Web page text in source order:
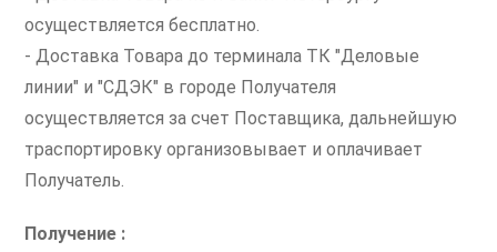
осуществляется бесплатно.
- Доставка Товара до терминала ТК "Деловые
линии" и "СДЭК" в городе Получателя
осуществляется за счет Поставщика, дальнейшую
траспортировку организовывает и оплачивает
Получатель.
Получение :